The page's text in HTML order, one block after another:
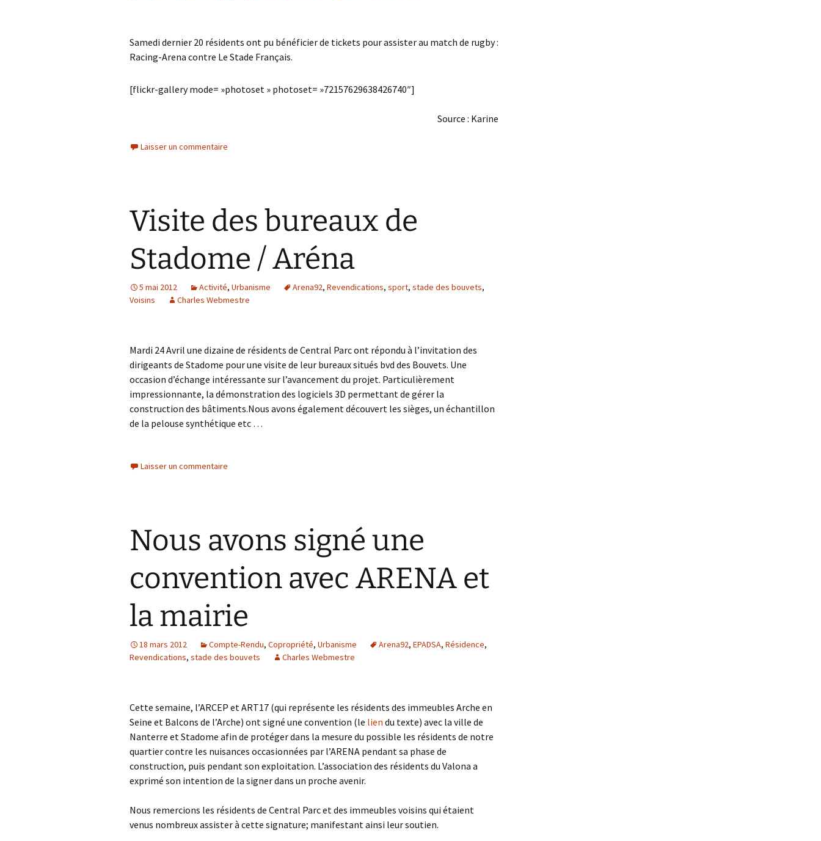
Samedi dernier 20 résidents ont pu bénéficier de tickets pour assister au match de rugby :
Racing-Arena contre Le Stade Français.
[flickr-gallery mode= »photoset » photoset= »72157629638426740″]
Source : Karine
Laisser un commentaire
Visite des bureaux de
Stadome / Aréna
5 mai 2012 Activité, Urbanisme Arena92, Revendications, sport, stade des bouvets,
Voisins
Charles Webmestre
Mardi 24 Avril une dizaine de résidents de Central Parc ont répondu à l’invitation des
dirigeants de Stadome pour une visite de leur bureaux situés bvd des Bouvets. Une
occasion d’échange intéressante sur l’avancement du projet. Particulièrement
impressionnante, la démonstration des logiciels 3D permettant de gérer la
construction des bâtiments.Nous avons également découvert les sièges, un échantillon
de la pelouse synthétique etc …
Laisser un commentaire
Nous avons signé une
convention avec ARENA et
la mairie
18 mars 2012 Compte-Rendu, Copropriété, Urbanisme Arena92, EPADSA, Résidence,
Revendications, stade des bouvets Charles Webmestre
Cette semaine, l’ARCEP et ART17 (qui représente les résidents des immeubles Arche en
Seine et Balcons de l’Arche) ont signé une convention (le lien du texte) avec la ville de
Nanterre et Stadome afin de protéger dans la mesure du possible les résidents de notre
quartier contre les nuisances occasionnées par l’ARENA pendant sa phase de
construction, puis pendant son exploitation. L’association des résidents du Valona a
exprimé son intention de la signer dans un proche avenir.
Nous remercions les résidents de Central Parc et des immeubles voisins qui étaient
venus nombreux assister à cette signature; manifestant ainsi leur soutien.